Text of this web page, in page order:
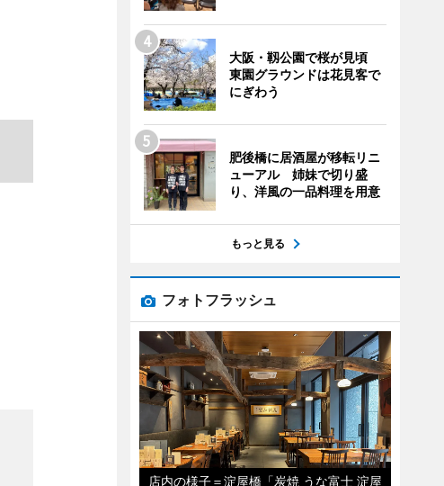
大阪・靱公園で桜が見頃
東園グラウンドは花見客で
にぎわう
肥後橋に居酒屋が移転リニ
ューアル 姉妹で切り盛
り、洋風の一品料理を用意
もっと見る
フォトフラッシュ
店内の様子＝淀屋橋「炭焼 うな富士 淀屋